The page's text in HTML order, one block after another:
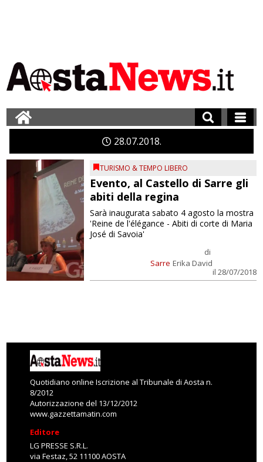
2807 2018
TURISMO & TEMPO LIBERO
Evento, al Castello di Sarre gli
abiti della regina
Sarre
di
Erika David
il 28/07/2018
Sarà inaugurata sabato 4 agosto la mostra
'Reine de l'élégance - Abiti di corte di Maria
José di Savoia'
Quotidiano online Iscrizione al Tribunale di Aosta n.
8/2012
Autorizzazione del 13/12/2012
www.gazzettamatin.com
Editore
LG PRESSE S.R.L.
via Festaz, 52 11100 AOSTA